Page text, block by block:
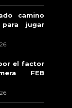
camino
jugar
el factor
FEB